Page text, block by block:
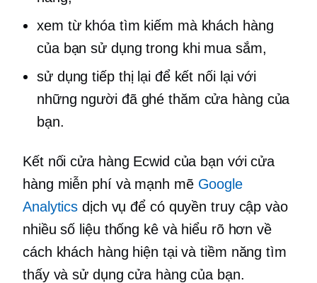
xem từ khóa tìm kiếm mà khách hàng
của bạn sử dụng trong khi mua sắm,
sử dụng tiếp thị lại để kết nối lại với
những người đã ghé thăm cửa hàng của
bạn.
Kết nối cửa hàng Ecwid của bạn với cửa
hàng miễn phí và mạnh mẽ Google
Analytics dịch vụ để có quyền truy cập vào
nhiều số liệu thống kê và hiểu rõ hơn về
cách khách hàng hiện tại và tiềm năng tìm
thấy và sử dụng cửa hàng của bạn.